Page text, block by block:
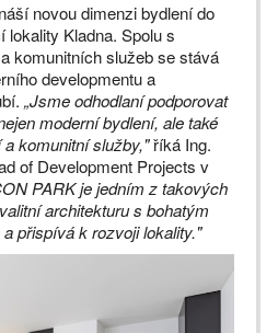
novou dimenzi bydlení do
Kladna. Spolu s
komunitních služeb se stává
developmentu a
„Jsme odhodlaní podporovat
moderní bydlení, ale také
komunitní služby,"říká Ing.
of Development Projects v
PARK je jedním z takových
architekturu s bohatým
přispívá k rozvoji lokality."